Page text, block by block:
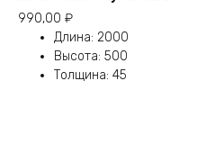
990,00 ₽
Длина: 2000
Высота: 500
Толщина: 45